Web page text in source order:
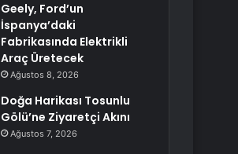
Geely, Ford’un
İspanya’daki
Fabrikasında Elektrikli
Araç Üretecek
Ağustos 8, 2026
Doğa Harikası Tosunlu
Gölü’ne Ziyaretçi Akını
Ağustos 7, 2026